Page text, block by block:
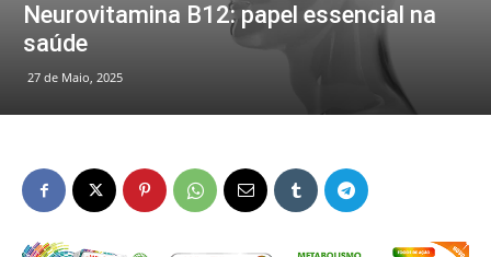
Neurovitamina B12: papel essencial na
saúde
27 de Maio, 2025